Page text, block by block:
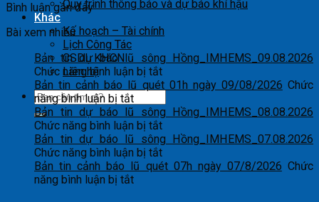
Quy trình thông báo và dự báo khí hậu
Khác
Kế hoạch – Tài chính
Lịch Công Tác
CSDL KHCN
Liên hệ
Bình luận gần đây
Bài xem nhiều
Bản tin dự báo lũ sông Hồng_IMHEMS_09.08.2026
Chức năng bình luận bị tắtở
Bản
dự
báo
lũ
sông
Hồng_IMHEMS_09.08.2026
Bản tin cảnh báo lũ quét 01h ngày 09/08/2026 Chức
năng bình luận bị tắtở
Bản
tin
cảnh
báo
lũ
quét
Bản tin dự báo lũ sông Hồng_IMHEMS_08.08.2026
Chức năng bình luận bị tắtở
Bản
tin
dự
Bản tin dự báo lũ sông Hồng_IMHEMS_07.08.2026
Chức năng bình luận bị tắtở
Bản
Bản tin cảnh báo lũ quét 07h ngày 07/8/2026 Chức
năng bình luận bị tắtở